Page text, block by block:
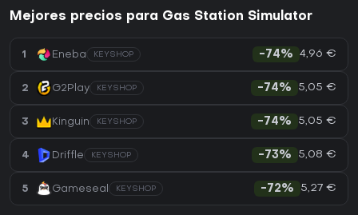
Mejores precios para Gas Station Simulator
1 Eneba KEYSHOP -74% 4,96 €
2 G2Play KEYSHOP -74% 5,05 €
3 Kinguin KEYSHOP -74% 5,05 €
4 Driffle KEYSHOP -73% 5,08 €
5 Gameseal KEYSHOP -72% 5,27 €